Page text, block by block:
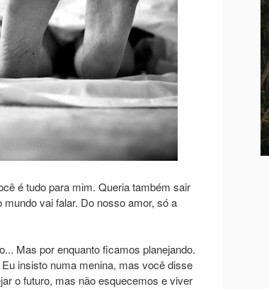
é tudo para mim. Queria também sair
vai falar. Do nosso amor, só a
Mas por enquanto ficamos planejando.
insisto numa menina, mas você disse
o futuro, mas não esquecemos e viver